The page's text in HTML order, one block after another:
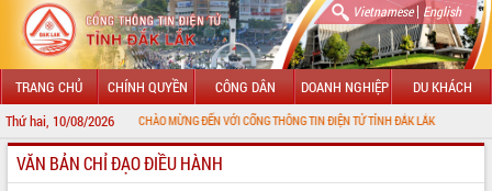
Vietnamese| English
TRANG CHỦ CHÍNH QUYỀN CÔNG DÂN DOANH NGHIỆP DU KHÁCH
Thứ hai, 10/08/2026CHÀO MỪNG ĐẾN VỚI CỔNG THÔNG TIN ĐIỆN TỬ TỈNH ĐẮK LẮK
GIỚI THIỆU
VĂN BẢN CHỈ ĐẠO ĐIỀU HÀNH